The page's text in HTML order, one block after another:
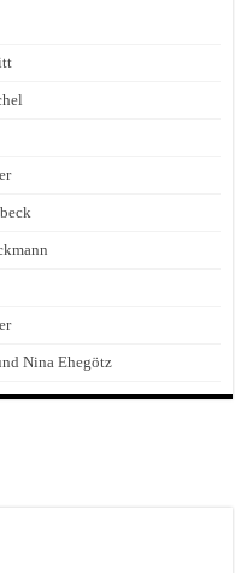
Nina Ehegötz